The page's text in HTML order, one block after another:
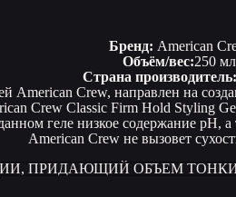
Бренд: American
Объём/вес:250 мл
Страна производитель:
American Crew, направлен на
Crew Classic Firm Hold Styling
геле низкое содержание рН,
American Crew не вызовет